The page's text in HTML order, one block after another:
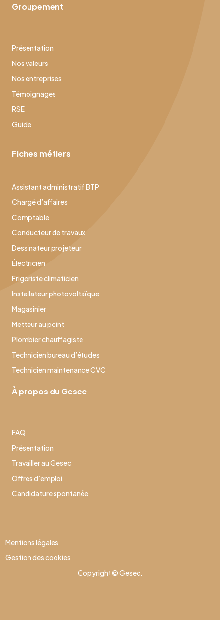
Groupement
Présentation
Nos valeurs
Nos entreprises
Témoignages
RSE
Guide
Fiches métiers
Assistant administratif BTP
Chargé d’affaires
Comptable
Conducteur de travaux
Dessinateur projeteur
Électricien
Frigoriste climaticien
Installateur photovoltaïque
Magasinier
Metteur au point
Plombier chauffagiste
Technicien bureau d’études
Technicien maintenance CVC
À propos du Gesec
FAQ
Présentation
Travailler au Gesec
Offres d’emploi
Candidature spontanée
Copyright © Gesec.
Mentions légales
Gestion des cookies